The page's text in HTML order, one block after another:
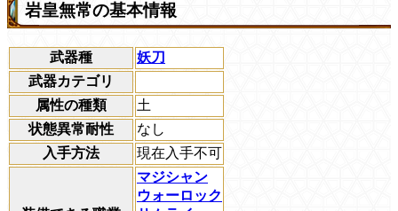
岩皇無常の基本情報
武器種
妖刀
武器カテゴリ
属性の種類
土
状態異常耐性
なし
入手方法
現在入手不可
マジシャン
ウォーロック